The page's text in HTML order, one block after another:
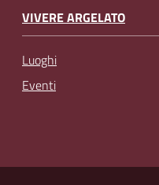
VIVERE ARGELATO
Luoghi
Eventi